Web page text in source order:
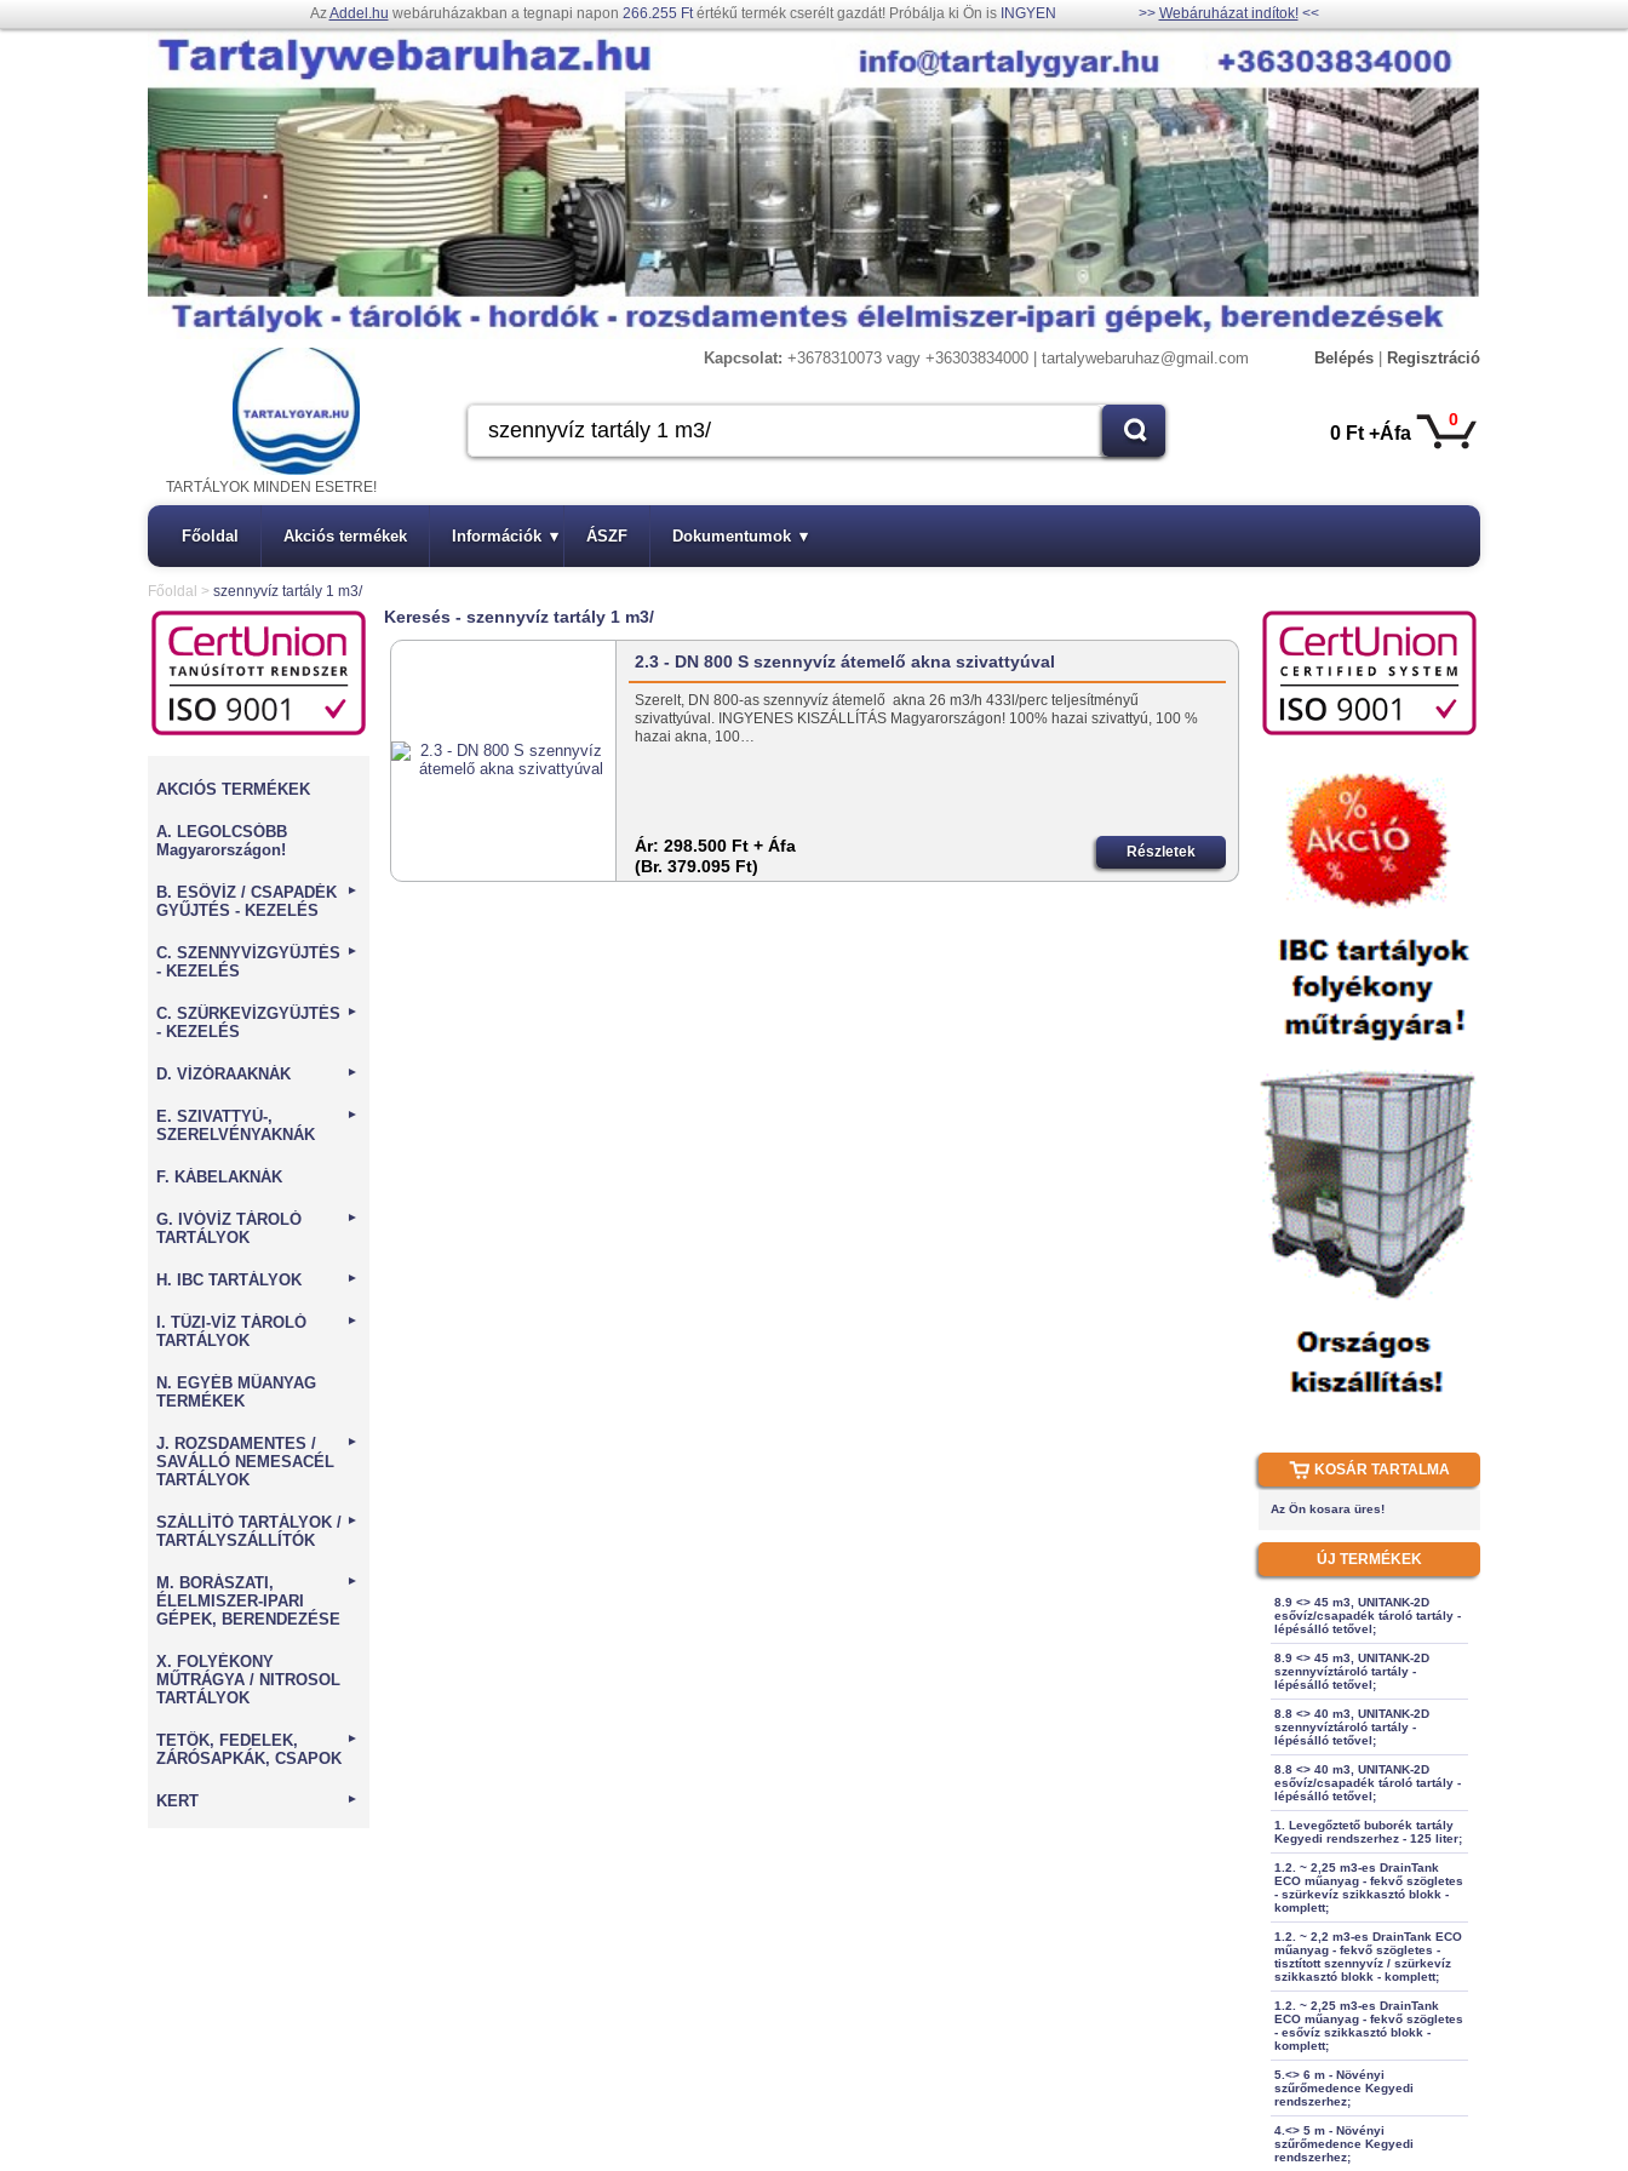
AzAddel.hu webáruházakban a tegnapi napon 266.255 Ftértékű termék cserélt gazdát! Próbálja ki Ön is INGYEN >> Webáruházat indítok!<<
Kapcsolat: +3678310073 vagy +36303834000 | tartalywebaruhaz@gmail.com Belépés Regisztráció
0
0 Ft +Áfa
TARTÁLYOK MINDEN ESETRE!
Főoldal Akciós termékek Információk ▾ ÁSZF Dokumentumok ▾
Főoldal > szennyvíz tartály 1 m3/
AKCIÓS TERMÉKEK
A. LEGOLCSÓBB
Magyarországon!
B. ESŐVÍZ / CSAPADÉK
GYŰJTÉS - KEZELÉS
►
C. SZENNYVÍZGYŰJTÉS
- KEZELÉS
►
C. SZÜRKEVÍZGYŰJTÉS
- KEZELÉS
►
D. VÍZÓRAAKNÁK ►
E. SZIVATTYÚ-,
SZERELVÉNYAKNÁK
►
F. KÁBELAKNÁK
G. IVÓVÍZ TÁROLÓ
TARTÁLYOK
►
H. IBC TARTÁLYOK ►
I. TŰZI-VÍZ TÁROLÓ
TARTÁLYOK
►
N. EGYÉB MŰANYAG
TERMÉKEK
J. ROZSDAMENTES /
SAVÁLLÓ NEMESACÉL
TARTÁLYOK
►
SZÁLLÍTÓ TARTÁLYOK /
TARTÁLYSZÁLLÍTÓK
►
M. BORÁSZATI,
ÉLELMISZER-IPARI
GÉPEK, BERENDEZÉSE
►
X. FOLYÉKONY
MŰTRÁGYA / NITROSOL
TARTÁLYOK
TETŐK, FEDELEK,
ZÁRÓSAPKÁK, CSAPOK
►
KERT ►
Keresés - szennyvíz tartály 1 m3/
2.3 - DN 800 S szennyvíz átemelő akna szivattyúval
Szerelt, DN 800-as szennyvíz átemelő akna 26 m3/h 433l/perc teljesítményű
szivattyúval. INGYENES KISZÁLLÍTÁS Magyarországon! 100% hazai szivattyú, 100 %
hazai akna, 100…
Ár: 298.500 Ft + Áfa
(Br. 379.095 Ft)
Részletek
KOSÁR TARTALMA
Az Ön kosara üres!
ÚJ TERMÉKEK
8.9 <> 45 m3, UNITANK-2D
esővíz/csapadék tároló tartály -
lépésálló tetővel;
8.9 <> 45 m3, UNITANK-2D
szennyvíztároló tartály -
lépésálló tetővel;
8.8 <> 40 m3, UNITANK-2D
szennyvíztároló tartály -
lépésálló tetővel;
8.8 <> 40 m3, UNITANK-2D
esővíz/csapadék tároló tartály -
lépésálló tetővel;
1. Levegőztető buborék tartály
Kegyedi rendszerhez - 125 liter;
1.2. ~ 2,25 m3-es DrainTank
ECO műanyag - fekvő szögletes
- szürkevíz szikkasztó blokk -
komplett;
1.2. ~ 2,2 m3-es DrainTank ECO
műanyag - fekvő szögletes -
tisztított szennyvíz / szürkevíz
szikkasztó blokk - komplett;
1.2. ~ 2,25 m3-es DrainTank
ECO műanyag - fekvő szögletes
- esővíz szikkasztó blokk -
komplett;
5.<> 6 m - Növényi
szűrőmedence Kegyedi
rendszerhez;
4.<> 5 m - Növényi
szűrőmedence Kegyedi
rendszerhez;